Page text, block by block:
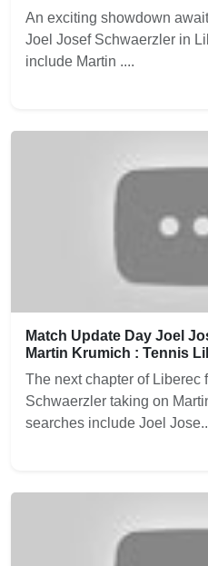
An exciting showdown
Joel Josef Schwaerzler in
include Martin ....
Match Update Day Joel
Martin Krumich : Tennis
The next chapter of Liberec
Schwaerzler taking on
searches include Joel